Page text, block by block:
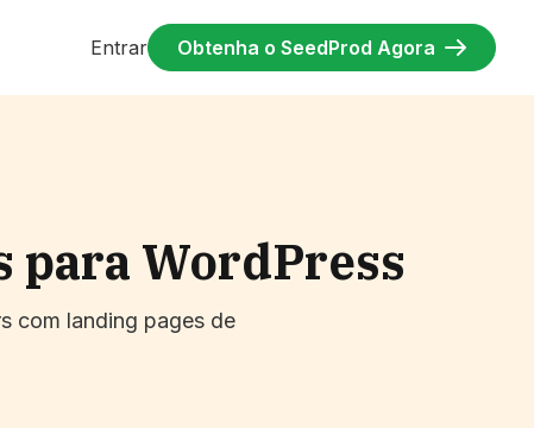
Entrar Obtenha o SeedProd Agora
para WordPress
com landing pages de